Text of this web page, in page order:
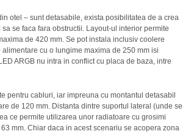
otel – sunt detasabile, exista posibilitatea de a crea
se faca fara obstructii. Layout-ul interior permite
de 420 mm. Se pot instala inclusiv coolere
cu o lungime maxima de 250 mm isi
ARGB nu intra in conflict cu placa de baza, intre
pentru cabluri, iar impreuna cu montantul detasabil
de 120 mm. Distanta dintre suportul lateral (unde se
ce permite utilizarea unor radiatoare cu grosimi
mm. Chiar daca in acest scenariu se acopera zona